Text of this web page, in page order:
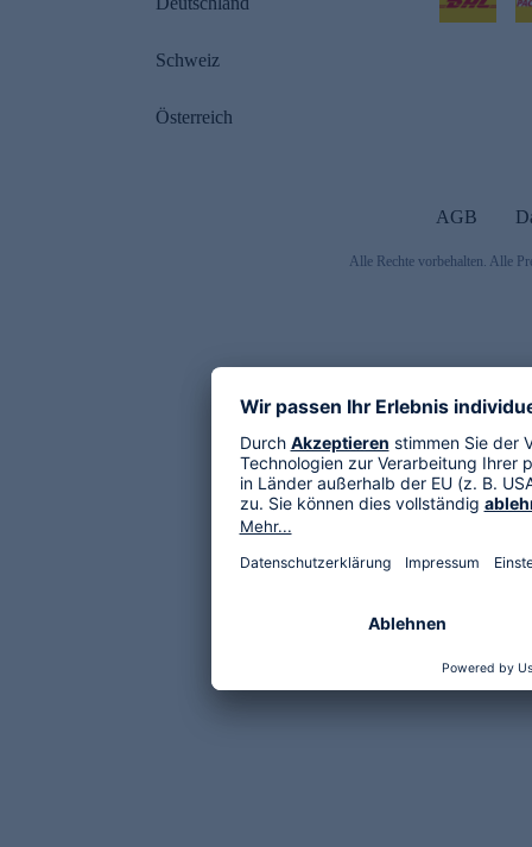
Schweiz
Österreich
AGB
Alle Rechte vorbehalten. Alle